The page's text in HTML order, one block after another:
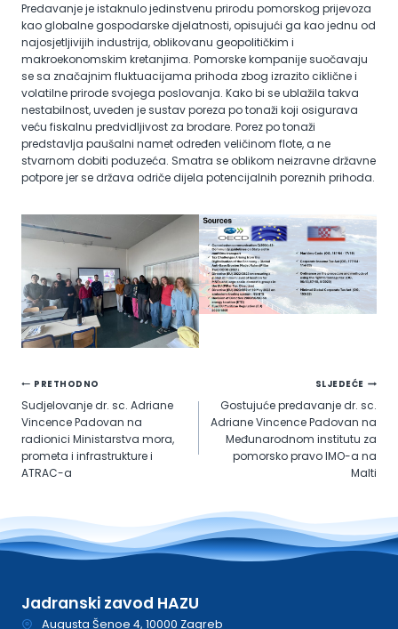
Predavanje je istaknulo jedinstvenu prirodu pomorskog prijevoza
kao globalne gospodarske djelatnosti, opisujući ga kao jednu od
najosjetljivijih industrija, oblikovanu geopolitičkim i
makroekonomskim kretanjima. Pomorske kompanije suočavaju
se sa značajnim fluktuacijama prihoda zbog izrazito ciklične i
volatilne prirode svojega poslovanja. Kako bi se ublažila takva
nestabilnost, uveden je sustav poreza po tonaži koji osigurava
veću fiskalnu predvidljivost za brodare. Porez po tonaži
predstavlja paušalni namet određen veličinom flote, a ne
stvarnom dobiti poduzeća. Smatra se oblikom neizravne državne
potpore jer se država odriče dijela potencijalnih poreznih prihoda.
Navigacija
objava
PRETHODNO
Sudjelovanje dr. sc. Adriane
Vincence Padovan na
radionici Ministarstva mora,
prometa i infrastrukture i
ATRAC-a
SLJEDEĆE
Gostujuće predavanje dr. sc.
Adriane Vincence Padovan na
Međunarodnom institutu za
pomorsko pravo IMO-a na
Malti
Jadranski zavod HAZU
Augusta Šenoe 4, 10000 Zagreb